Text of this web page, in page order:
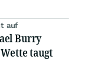
auf
Burry
taugt